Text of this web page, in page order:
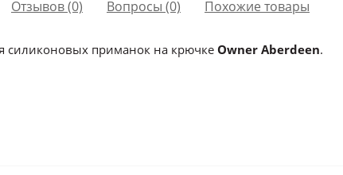
Отзывов (0) Вопросы (0) Похожие товары
силиконовых приманок на крючкеOwner Aberdeen.